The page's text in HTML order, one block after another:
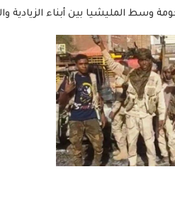
وسط المليشيا بين أبناء الزيادية